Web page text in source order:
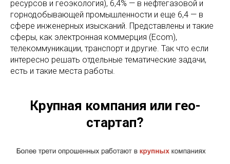
ресурсов и геоэкология), 6,4% — в нефтегазовой и
горнодобывающей промышленности и еще 6,4 — в
сфере инженерных изысканий. Представлены и такие
сферы, как электронная коммерция (Ecom),
телекоммуникации, транспорт и другие. Так что если
интересно решать отдельные тематические задачи,
есть и такие места работы.
Крупная компания или гео-
стартап?